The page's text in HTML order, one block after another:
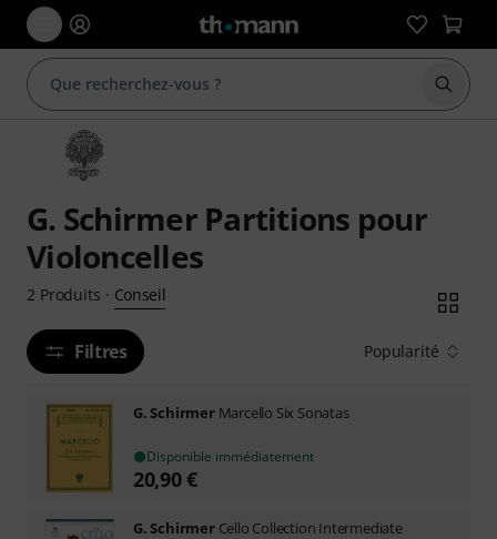
G. Schirmer Partitions pour
Violoncelles
2 Produits · Conseil
Filtres Popularité
G. Schirmer Marcello Six Sonatas
Disponible immédiatement
20,90€
G. Schirmer Cello Collection Intermediate